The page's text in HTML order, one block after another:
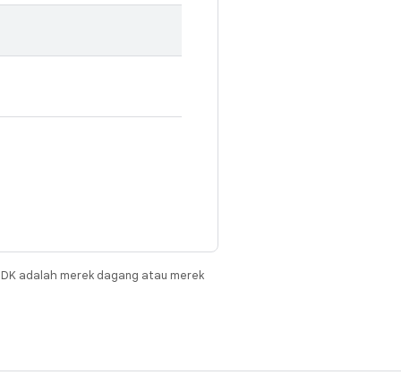
adalah merek dagang atau merek